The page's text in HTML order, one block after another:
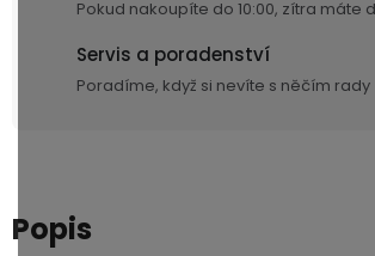
Pokud nakoupíte do 10:00, zítra máte
Servis a poradenství
Poradíme, když si nevíte s něčím rady
Popis